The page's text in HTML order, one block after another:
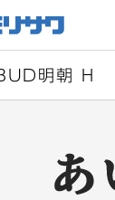
明朝 H